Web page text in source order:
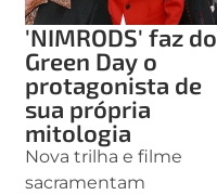
'NIMRODS' faz do
Green Day o
protagonista de
sua própria
mitologia
Nova trilha e filme
sacramentam